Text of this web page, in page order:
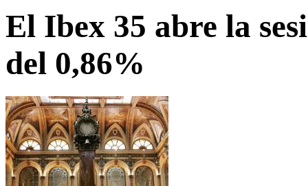
El Ibex 35 abre la
del 0,86%